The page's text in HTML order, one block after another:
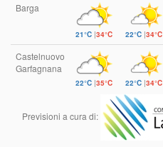
Barga
21°C |34°C 22°C |34°C
Castelnuovo
Garfagnana
22°C |35°C 22°C |34°C
Previsioni a cura di: